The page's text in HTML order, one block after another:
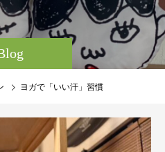
ヨガで「いい汗」習慣